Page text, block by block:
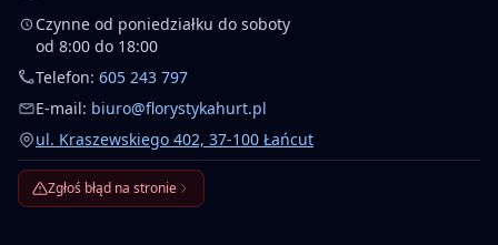
Czynne od poniedziałku do soboty
od 8:00 do 18:00
Telefon: 605 243 797
E-mail: biuro@florystykahurt.pl
ul. Kraszewskiego 402, 37-100 Łańcut
Zgłoś błąd na stronie